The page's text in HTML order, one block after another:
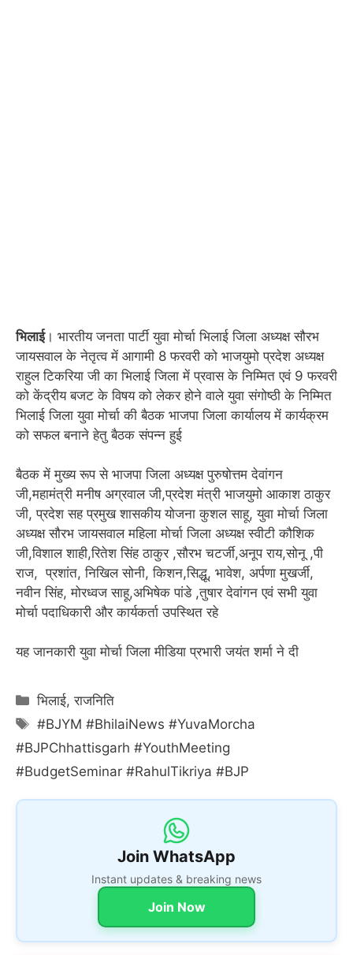
भिलाई। भारतीय जनता पार्टी युवा मोर्चा भिलाई जिला अध्यक्ष सौरभ
जायसवाल के नेतृत्व में आगामी 8 फरवरी को भाजयुमो प्रदेश अध्यक्ष
राहुल टिकरिया जी का भिलाई जिला में प्रवास के निम्मित एवं 9 फरवरी
को केंद्रीय बजट के विषय को लेकर होने वाले युवा संगोष्ठी के निम्मित
भिलाई जिला युवा मोर्चा की बैठक भाजपा जिला कार्यालय में कार्यक्रम
को सफल बनाने हेतु बैठक संपन्न हुई
बैठक में मुख्य रूप से भाजपा जिला अध्यक्ष पुरुषोत्तम देवांगन
जी,महामंत्री मनीष अग्रवाल जी,प्रदेश मंत्री भाजयुमो आकाश ठाकुर
जी, प्रदेश सह प्रमुख शासकीय योजना कुशल साहू, युवा मोर्चा जिला
अध्यक्ष सौरभ जायसवाल महिला मोर्चा जिला अध्यक्ष स्वीटी कौशिक
जी,विशाल शाही,रितेश सिंह ठाकुर ,सौरभ चटर्जी,अनूप राय,सोनू ,पी
राज, प्रशांत, निखिल सोनी, किशन,सिद्धू, भावेश, अर्पणा मुखर्जी,
नवीन सिंह, मोरध्वज साहू,अभिषेक पांडे ,तुषार देवांगन एवं सभी युवा
मोर्चा पदाधिकारी और कार्यकर्ता उपस्थित रहे
यह जानकारी युवा मोर्चा जिला मीडिया प्रभारी जयंत शर्मा ने दी
Categories
भिलाई,राजनिति
Tags
#BJYM #BhilaiNews #YuvaMorcha
#BJPChhattisgarh #YouthMeeting
#BudgetSeminar #RahulTikriya #BJP
Join WhatsApp
Instant updates & breaking news
Join Now